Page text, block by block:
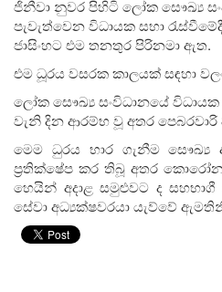
ජිනීවා නුවර පිහිටි ලෝක සෞඛ්‍ය
පැවැත්වෙන විධායක සභා
ජාසිංහට එම තනතුර පිරිනමා ඇත.
එම ධූරය වසරක කාලයක් සඳහා
ලෝක සෞඛ්‍ය සංවිධානයේ විධායක
වැනි දින ආරම්භ වූ අතර පෙබරවාරි
මෙම ධුරය භාර ගැනීම සෞඛ්‍ය
ප්‍රතික්ෂේප කර තිබූ අතර
හෙයින් අදාළ සමුළුවට ද
සේවා අධ්‍යක්ෂවරයා යැව්වේ